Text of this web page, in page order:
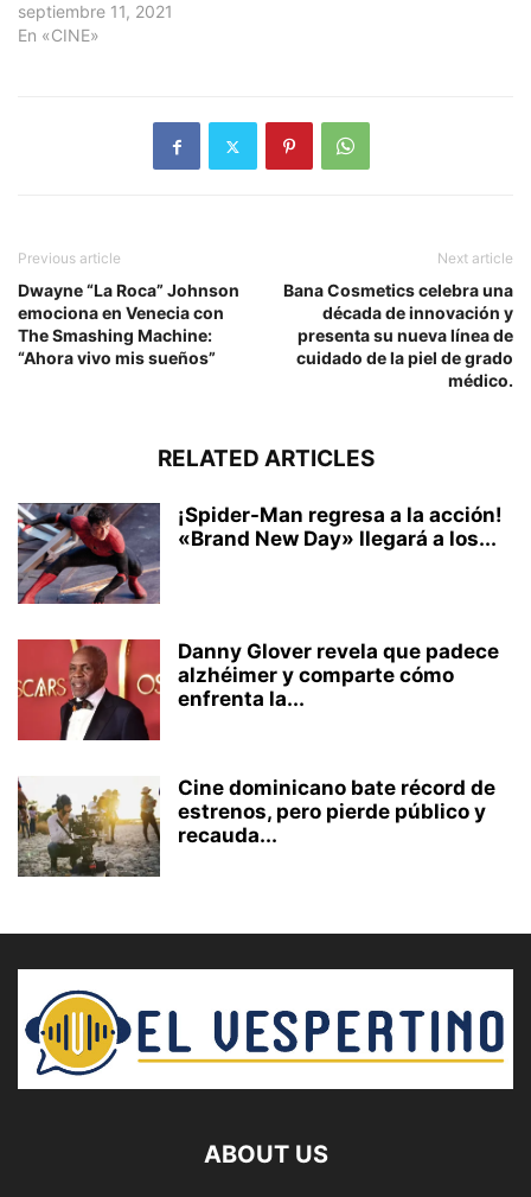
septiembre 11, 2021
En «CINE»
Previous article
Dwayne “La Roca” Johnson
emociona en Venecia con
The Smashing Machine:
“Ahora vivo mis sueños”
Next article
Bana Cosmetics celebra una
década de innovación y
presenta su nueva línea de
cuidado de la piel de grado
médico.
RELATED ARTICLES
¡Spider-Man regresa a la acción!
«Brand New Day» llegará a los...
Danny Glover revela que padece
alzhéimer y comparte cómo
enfrenta la...
Cine dominicano bate récord de
estrenos, pero pierde público y
recauda...
ABOUT US